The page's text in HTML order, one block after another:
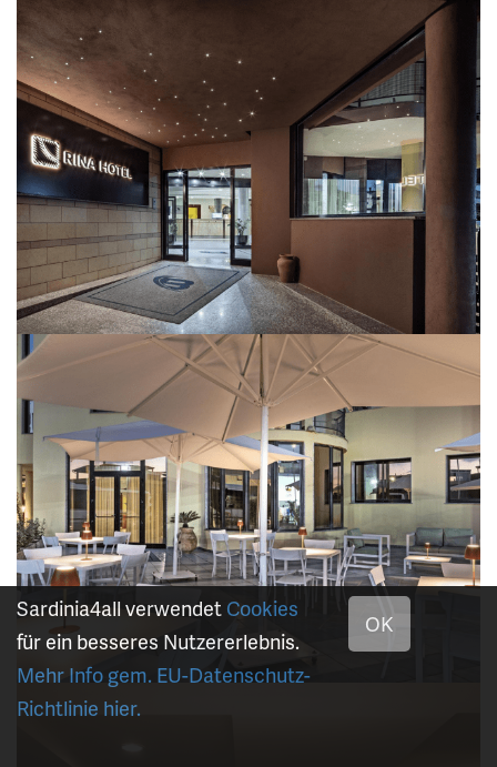
Sardinia4all verwendet Cookies
für ein besseres Nutzererlebnis.
Mehr Info gem. EU-Datenschutz-
Richtlinie hier.
OK